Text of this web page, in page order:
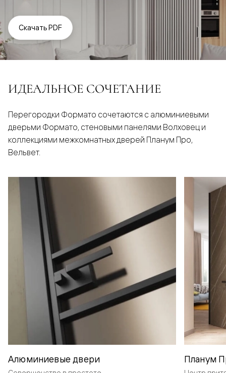
Скачать PDF
ИДЕАЛЬНОЕ СОЧЕТАНИЕ
Перегородки Формато сочетаются с алюминиевыми
дверьми Формато, стеновыми панелями Волховец и
коллекциями межкомнатных дверей Планум Про,
Вельвет.
Алюминиевые двери Планум